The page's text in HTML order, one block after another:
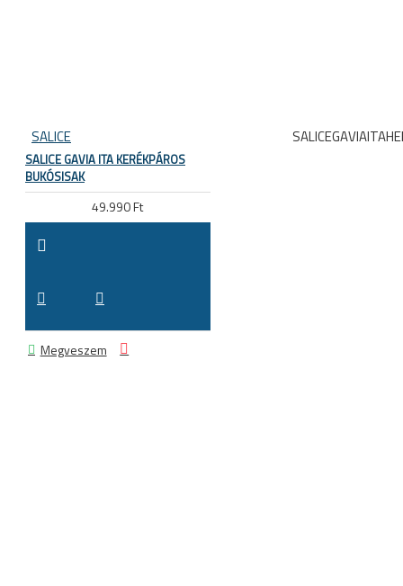
SALICE
SALICE GAVIA ITA KERÉKPÁROS
BUKÓSISAK
49.990 Ft
Megveszem